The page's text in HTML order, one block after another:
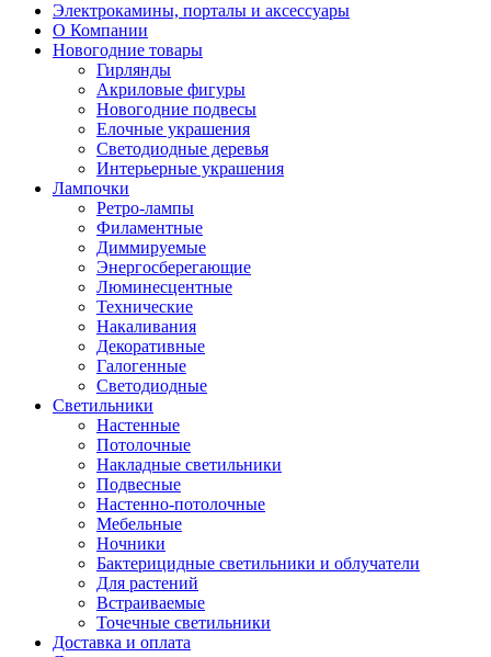
Электрокамины, порталы и аксессуары
О Компании
Новогодние товары
Гирлянды
Акриловые фигуры
Новогодние подвесы
Елочные украшения
Светодиодные деревья
Интерьерные украшения
Лампочки
Ретро-лампы
Филаментные
Диммируемые
Энергосберегающие
Люминесцентные
Технические
Накаливания
Декоративные
Галогенные
Светодиодные
Светильники
Настенные
Потолочные
Накладные светильники
Подвесные
Настенно-потолочные
Мебельные
Ночники
Бактерицидные светильники и облучатели
Для растений
Встраиваемые
Точечные светильники
Доставка и оплата